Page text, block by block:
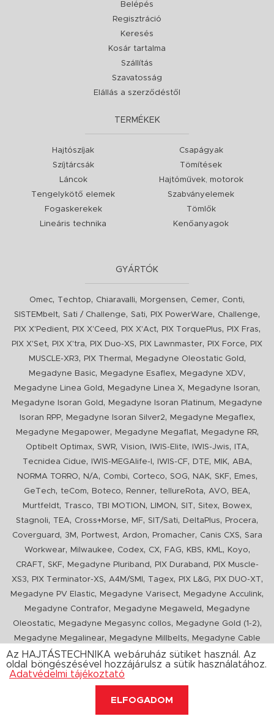
Belépés
Regisztráció
Keresés
Kosár tartalma
Szállítás
Szavatosság
Elállás a szerződéstől
TERMÉKEK
Hajtószíjak
Szíjtárcsák
Láncok
Tengelykötő elemek
Fogaskerekek
Lineáris technika
Csapágyak
Tömítések
Hajtóművek, motorok
Szabványelemek
Tömlők
Kenőanyagok
GYÁRTÓK
Omec, Techtop, Chiaravalli, Morgensen, Cemer, Conti,
SISTEMbelt, Sati / Challenge, Sati, PIX PowerWare, Challenge,
PIX X'Pedient, PIX X'Ceed , PIX X'Act, PIX TorquePlus, PIX Fras,
PIX X'Set, PIX X'tra, PIX Duo-XS, PIX Lawnmaster, PIX Force,
PIX
MUSCLE-XR3, PIX Thermal , Megadyne Oleostatic Gold ,
Megadyne Basic, Megadyne Esaflex, Megadyne XDV,
Megadyne Linea Gold , Megadyne Linea X, Megadyne Isoran,
Megadyne Isoran Gold , Megadyne Isoran Platinum,
Megadyne
Isoran RPP, Megadyne Isoran Silver2, Megadyne Megaflex,
Megadyne Megapower, Megadyne Megaflat, Megadyne RR,
Optibelt Optimax, SWR, Vision, IWIS-Elite, IWIS-Jwis, ITA,
Tecnidea Cidue, IWIS-MEGAlife-I , IWIS-CF, DTE, MIK, ABA,
NORMA TORRO, N/A, Combi, Corteco, SOG, NAK, SKF, Emes,
GeTech, teCom, Boteco, Renner, tellureRota, AVO, BEA,
Murtfeldt, Trasco, TBI MOTION , LIMON , SIT, Sitex, Bowex,
Stagnoli, TEA, Cross+Morse, MF, SIT/Sati, DeltaPlus, Procera,
Coverguard , 3M , Portwest, Ardon, Promacher, Canis CXS, Sara
Workwear, Milwaukee, Codex, CX, FAG, KBS, KML, Koyo,
CRAFT, SKF, Megadyne Pluriband , PIX Duraband ,
PIX Muscle-
XS3, PIX Terminator-XS, A4M/SMI , Tagex, PIX L&G, PIX DUO-XT,
Megadyne PV Elastic, Megadyne Varisect, Megadyne Acculink,
Megadyne Contrafor, Megadyne Megaweld ,
Megadyne
Oleostatic, Megadyne Megasync collos, Megadyne Gold (1-2),
Megadyne Megalinear, Megadyne Millbelts,
Megadyne Cable
Pull, PIX X'Ceed,Megadyne Pull Down, Optibelt VB,Mitsuboshi
ConCar,Megadyne Megarib ,PIX HARVESTER,Urgent
Az HAJTÁSTECHNIKA webáruház sütiket használ. Az
oldal böngészésével hozzájárulsz a sütik használatához.
Adatvédelmi tájékoztató
ELFOGADOM